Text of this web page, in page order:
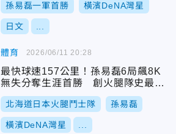
孫易磊一軍首勝 橫濱DeNA灣星
日文
體育
最快球速157公里！孫易磊6局飆8K
無失分奪生涯首勝 創火腿隊史最年
輕紀錄
北海道日本火腿鬥士隊 孫易磊
橫濱DeNA灣星
2026/06/11 20:28